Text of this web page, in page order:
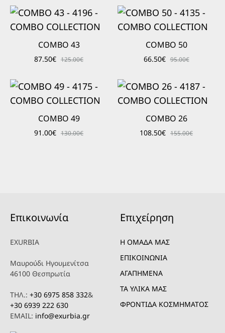
COMBO 43
87.50€ 125.00€
COMBO 50
66.50€ 95.00€
COMBO 49
91.00€ 130.00€
COMBO 26
108.50€ 155.00€
Επικοινωνία
EXURBIA
Μαυρούδι Ηγουμενίτσα
46100 Θεσπρωτία
ΤΗΛ.: +30 6975 858 332&
+30 6939 222 630
EMAIL: info@exurbia.gr
Επιχείρηση
Η ΟΜΑΔΑ ΜΑΣ
ΕΠΙΚΟΙΝΩΝΙΑ
ΑΓΑΠΗΜΕΝΑ
ΤΑ ΥΛΙΚΑ ΜΑΣ
ΦΡΟΝΤΙΔΑ ΚΟΣΜΗΜΑΤΟΣ